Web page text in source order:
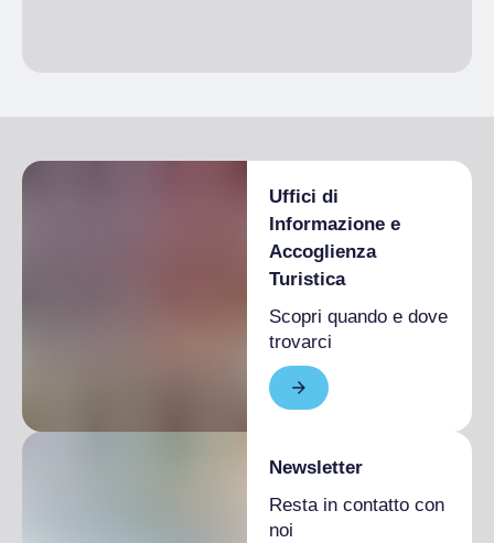
Uffici di
Informazione e
Accoglienza
Turistica
Scopri quando e dove
trovarci
Newsletter
Resta in contatto con
noi